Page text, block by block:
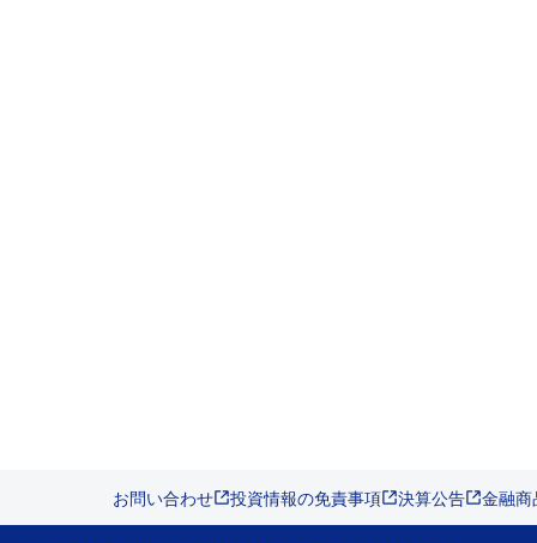
お問い合わせ 投資情報の免責事項 決算公告 金融